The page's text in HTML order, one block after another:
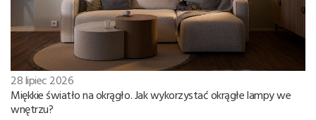
28 lipiec 2026
Miękkie światło na okrągło. Jak wykorzystać okrągłe lampy we
wnętrzu?